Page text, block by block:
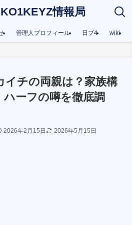
情報局
管理人プロフィール 日プ4 wiki
イチの両親は？家族構
ハーフの噂を徹底調
2026年2月15日 2026年5月15日